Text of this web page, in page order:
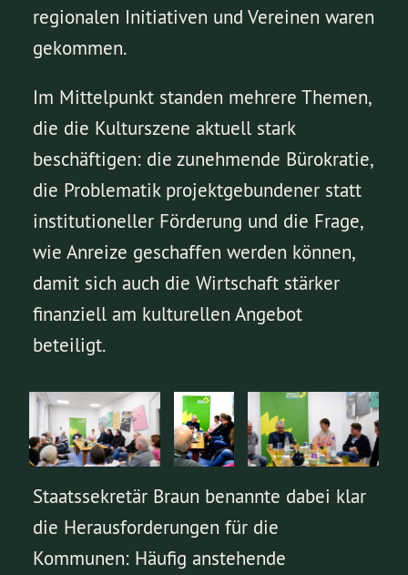
regionalen Initiativen und Vereinen waren
gekommen.
Im Mittelpunkt standen mehrere Themen,
die die Kulturszene aktuell stark
beschäftigen: die zunehmende Bürokratie,
die Problematik projektgebundener statt
institutioneller Förderung und die Frage,
wie Anreize geschaffen werden können,
damit sich auch die Wirtschaft stärker
finanziell am kulturellen Angebot
beteiligt.
Staatssekretär Braun benannte dabei klar
die Herausforderungen für die
Kommunen: Häufig anstehende